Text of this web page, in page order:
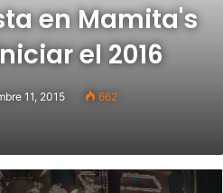
en Mamita's
el 2016
11, 2015 662